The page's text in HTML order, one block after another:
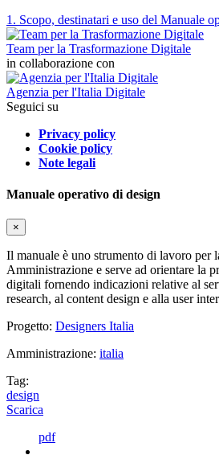
1. Scopo, destinatari e uso del Manuale
Team per la Trasformazione Digitale
in collaborazione con
Agenzia per l'Italia Digitale
Seguici su
Privacy policy
Cookie policy
Note legali
Manuale operativo di design
×
Il manuale è uno strumento di lavoro per
Amministrazione e serve ad orientare la
digitali fornendo indicazioni relative al
research, al content design e alla user
Progetto: Designers Italia
Amministrazione: italia
Tag:
design
Scarica
pdf